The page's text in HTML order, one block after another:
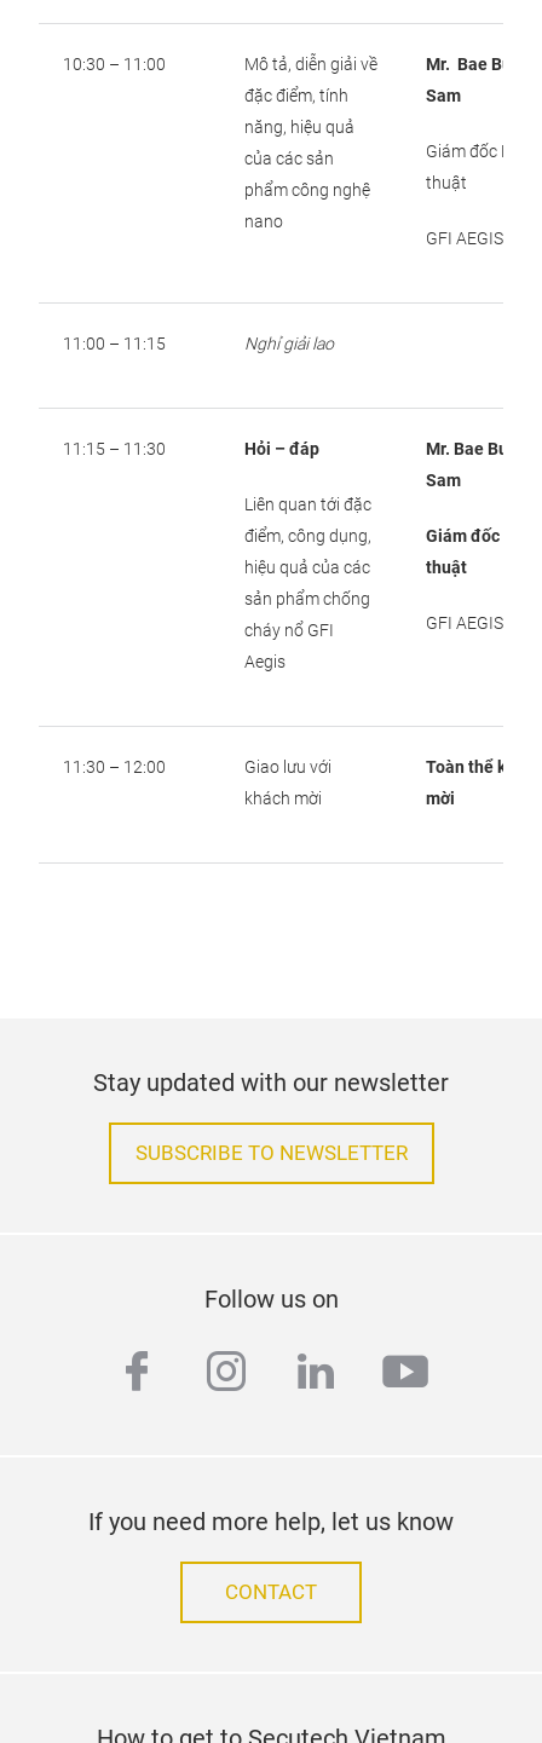
10:30 – 11:00
Mô tả, diễn giải về
đặc điểm, tính
năng, hiệu quả
của các sản
phẩm công nghệ
nano
Mr. Bae Bum
Sam
Giám đốc Kỹ
thuật
GFI AEGIS
11:00 – 11:15 Nghỉ giải lao
11:15 – 11:30 Hỏi – đáp
Liên quan tới đặc
điểm, công dụng,
hiệu quả của các
sản phẩm chống
cháy nổ GFI
Aegis
Mr. Bae Bum
Sam
Giám đốc Kỹ
thuật
GFI AEGIS
11:30 – 12:00
Giao lưu với
khách mời
Toàn thể khách
mời
Stay updated with our newsletter
SUBSCRIBE TO NEWSLETTER
Follow us on
facebook
instagram
linkedin
If you need more help, let us know
CONTACT